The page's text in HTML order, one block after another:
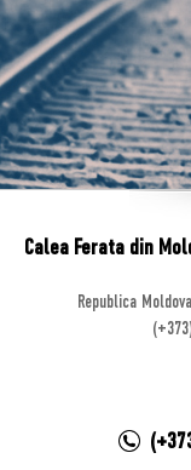
Calea Ferata din
Republica